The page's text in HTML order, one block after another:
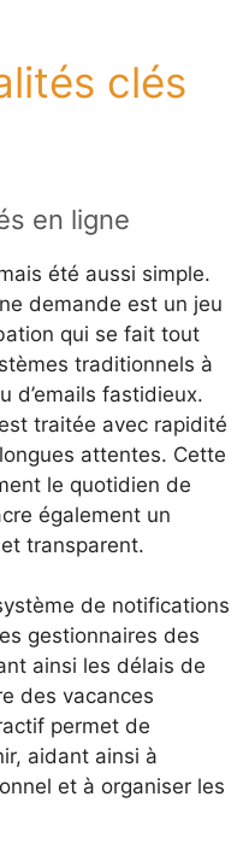
clés
en ligne
été aussi simple.
demande est un jeu
qui se fait tout
traditionnels à
d’emails fastidieux.
traitée avec rapidité
attentes. Cette
le quotidien de
également un
transparent.
de notifications
gestionnaires des
ainsi les délais de
des vacances
permet de
aidant ainsi à
et à organiser les